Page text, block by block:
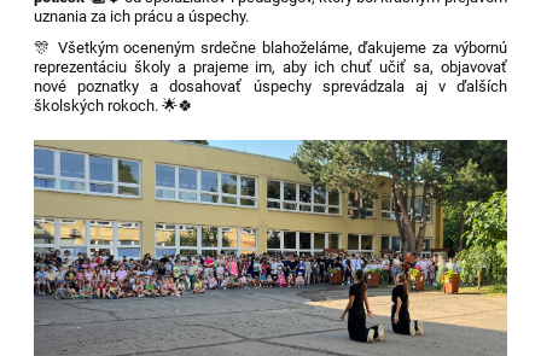
uznania za ich prácu a úspechy.
🎊 Všetkým oceneným srdečne blahoželáme, ďakujeme za výbornú
reprezentáciu školy a prajeme im, aby ich chuť učiť sa, objavovať
nové poznatky a dosahovať úspechy sprevádzala aj v ďalších
školských rokoch. 🌟🍀